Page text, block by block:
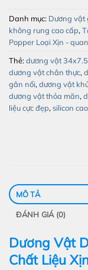
Danh mục: Dương vật
không rung cao cấp,
Popper Loại Xịn -
Thẻ:dương vật
dương vật chân thực,
gân nổi, dương vật
dương vật thỏa mãn,
liệu cực đẹp, silicon
MÔ TẢ
ĐÁNH GIÁ (0)
Dương Vật
Chất Liệu